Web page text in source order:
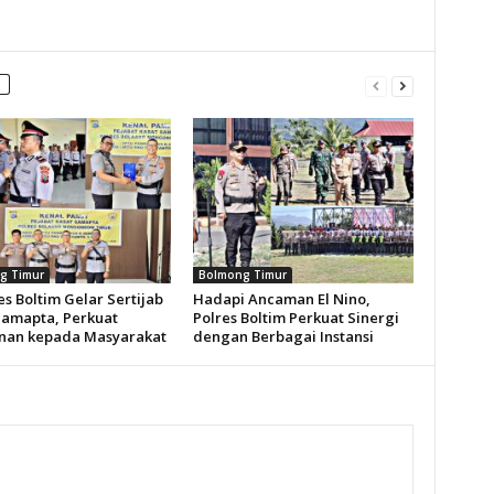
Timur
Boltim Gelar Sertijab
Perkuat
kepada Masyarakat
Bolmong Timur
Hadapi Ancaman El Nino,
Polres Boltim Perkuat Sinergi
dengan Berbagai Instansi